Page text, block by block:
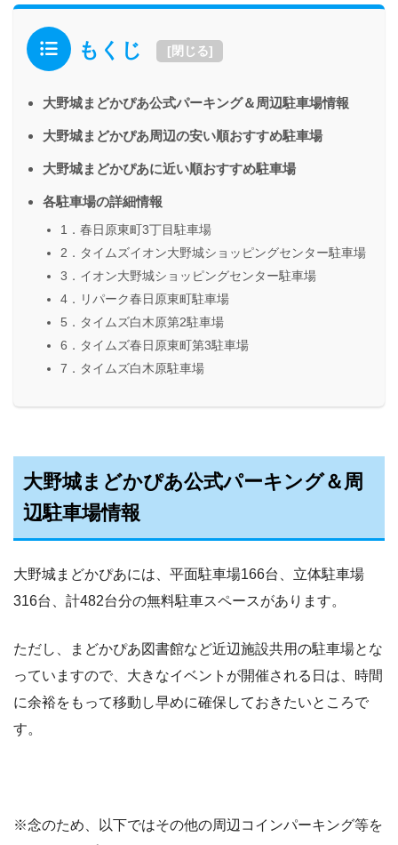
もくじ [閉じる]
大野城まどかぴあ公式パーキング＆周辺駐車場情報
大野城まどかぴあ周辺の安い順おすすめ駐車場
大野城まどかぴあに近い順おすすめ駐車場
各駐車場の詳細情報
1．春日原東町3丁目駐車場
2．タイムズイオン大野城ショッピングセンター駐車場
3．イオン大野城ショッピングセンター駐車場
4．リパーク春日原東町駐車場
5．タイムズ白木原第2駐車場
6．タイムズ春日原東町第3駐車場
7．タイムズ白木原駐車場
大野城まどかぴあ公式パーキング＆周
辺駐車場情報
大野城まどかぴあには、平面駐車場166台、立体駐車場
316台、計482台分の無料駐車スペースがあります。
ただし、まどかぴあ図書館など近辺施設共用の駐車場とな
っていますので、大きなイベントが開催される日は、時間
に余裕をもって移動し早めに確保しておきたいところで
す。
※念のため、以下ではその他の周辺コインパーキング等を